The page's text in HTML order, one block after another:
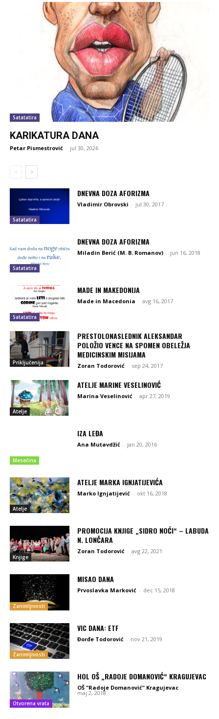
Satatatira
KARIKATURA DANA
Petar Pismestrović - jul 30, 2026
Satatatira
DNEVNA DOZA AFORIZMA
Vladimir Obrovski - jul 30, 2017
Satatatira
DNEVNA DOZA AFORIZMA
Miladin Berić (M. B. Romanov) - jun 16, 2018
Satatatira
MADE IN MAKEDONIJA
Made in Macedonia - avg 16, 2017
Priključenija
PRESTOLONASLEDNIK ALEKSANDAR
POLOŽIO VENCE NA SPOMEN OBELEŽJA
MEDICINSKIM MISIJAMA
Zoran Todorović - sep 24, 2017
Atelje
ATELJE MARINE VESELINOVIĆ
Marina Veselinović - apr 27, 2019
Mesečina
IZA LEĐA
Ana Mutavdžić - jan 20, 2016
Atelje
ATELJE MARKA IGNJATIJEVIĆA
Marko Ignjatijević - okt 16, 2018
Knjige
PROMOCIJA KNJIGE „SIDRO NOĆI“ – LABUDA
N. LONČARA
Zoran Todorović - avg 22, 2021
Zanimljivosti
MISAO DANA
Prvoslavka Marković - dec 15, 2018
Zanimljivosti
VIC DANA: ETF
Đorđe Todorović - nov 21, 2019
Otvorena vrata
HOL OŠ „RADOJE DOMANOVIĆ“ KRAGUJEVAC
OŠ "Radoje Domanović" Kragujevac -
maj 2, 2018